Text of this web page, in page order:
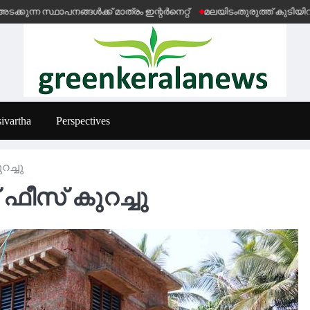
സ്ഥാപനങ്ങൾക്ക് മാത്രം ഇന്റർനെറ്റ് മലയിടംതുരുത്ത് കുടിയിറക്കൽ
Perspectives
ഫീസ് കുറച്ചു